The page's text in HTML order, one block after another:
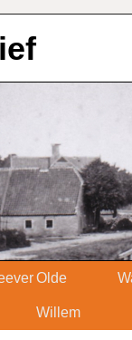
Olde
Willem